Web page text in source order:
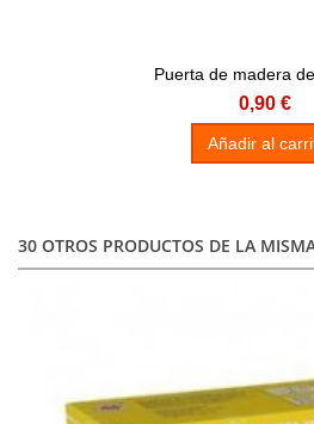
Puerta de madera
0,90 €
Añadir al
30 OTROS PRODUCTOS DE LA